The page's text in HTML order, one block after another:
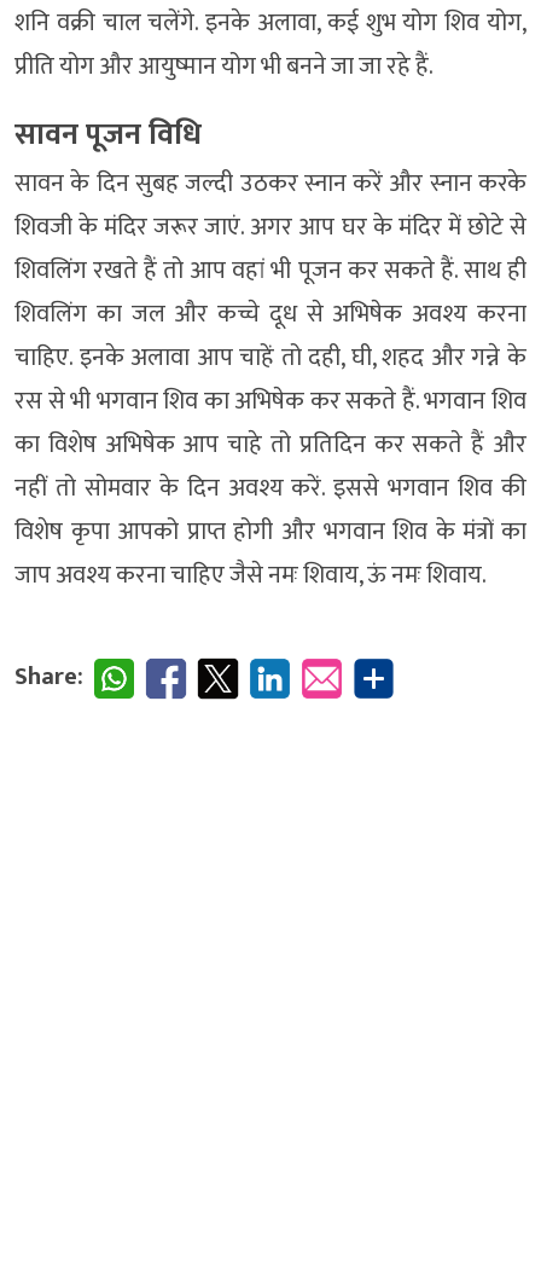
शनि वक्री चाल चलेंगे. इनके अलावा, कई शुभ योग शिव योग,
प्रीति योग और आयुष्मान योग भी बनने जा जा रहे हैं.
सावन पूजन विधि
सावन के दिन सुबह जल्दी उठकर स्नान करें और स्नान करके
शिवजी के मंदिर जरूर जाएं. अगर आप घर के मंदिर में छोटे से
शिवलिंग रखते हैं तो आप वहां भी पूजन कर सकते हैं. साथ ही
शिवलिंग का जल और कच्चे दूध से अभिषेक अवश्य करना
चाहिए. इनके अलावा आप चाहें तो दही, घी, शहद और गन्ने के
रस से भी भगवान शिव का अभिषेक कर सकते हैं. भगवान शिव
का विशेष अभिषेक आप चाहे तो प्रतिदिन कर सकते हैं और
नहीं तो सोमवार के दिन अवश्य करें. इससे भगवान शिव की
विशेष कृपा आपको प्राप्त होगी और भगवान शिव के मंत्रों का
जाप अवश्य करना चाहिए जैसे नमः शिवाय, ऊं नमः शिवाय.
Share: